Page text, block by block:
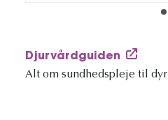
Djurvårdguiden
Alt om sundhedspleje til dyr